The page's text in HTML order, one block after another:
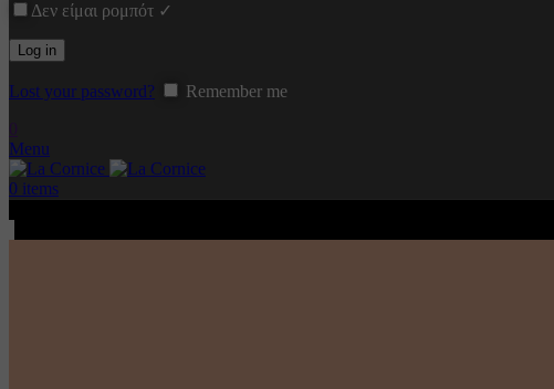
Δεν είμαι ρομπότ ✓
Log in
Lost your password?
Remember me
Menu
0 items